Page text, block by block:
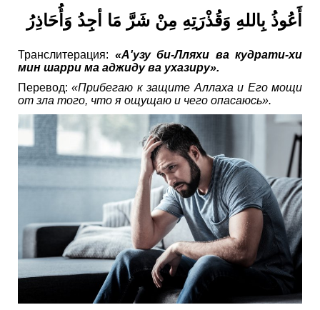
أَعُوذُ بِاللهِ وَقُذْرَتِهِ مِنْ شَرَّ مَا أجِدُ وَأُحَاذِرُ
Транслитерация: «А'узу би-Лляхи ва кудрати-хи
мин шарри ма аджиду ва ухазиру».
Перевод:«Прибегаю к защите Аллаха и Его мощи
от зла того, что я ощущаю и чего опасаюсь».